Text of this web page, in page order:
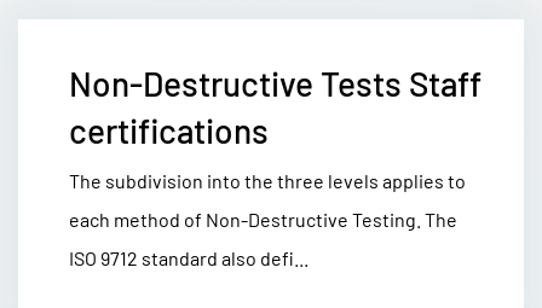
Non-Destructive Tests Staff
certifications
The subdivision into the three levels applies to
each method of Non-Destructive Testing. The
ISO 9712 standard also defi...